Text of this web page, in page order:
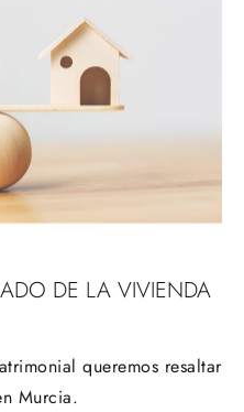
DE LA VIVIENDA
queremos resaltar
Murcia.